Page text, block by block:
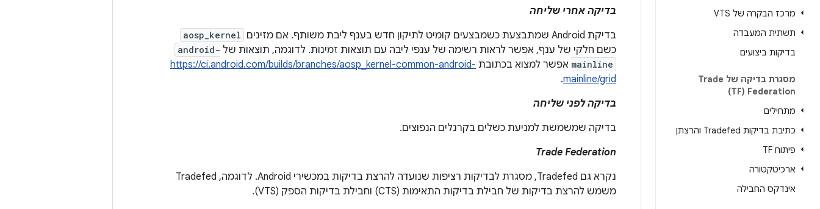
מרכז הבקרה של VTS
תשתית המעבדה
בדיקות ביצועים
מסגרת בדיקה של Trade
Federation‏ (TF)
מתחילים
כתיבת בדיקות Tradefed והרצתן
פיתוח TF
ארכיטקטורה
אינדקס החבילה
בדיקה אחרי שליחה
בדיקת Android שמתבצעת כשמבצעים קומיט לתיקון חדש בענף ליבת משותף. אם מזינים
aosp_kernel
כשם חלקי של ענף, אפשר לראות רשימה של ענפי ליבה עם תוצאות זמינות. לדוגמה, תוצאות של android-
mainline אפשר למצוא בכתובת https://ci.android.com/builds/branches/aosp_kernel-common-android-
mainline/grid
.
בדיקה לפני שליחה
בדיקה שמשמשת למניעת כשלים בקרנלים הנפוצים.
Trade Federation
נקרא גם Tradefed, מסגרת לבדיקות רציפות שנועדה להרצת בדיקות במכשירי Android. לדוגמה, Tradefed
משמש להרצת בדיקות של חבילת בדיקות התאימות (CTS) וחבילת בדיקות הספק (VTS).